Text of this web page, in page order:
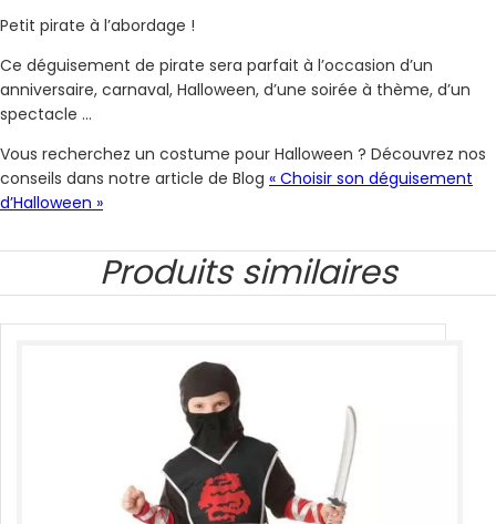
Petit pirate à l’abordage !
Ce déguisement de pirate sera parfait à l’occasion d’un
anniversaire, carnaval, Halloween, d’une soirée à thème, d’un
spectacle …
Vous recherchez un costume pour Halloween ? Découvrez nos
conseils dans notre article de Blog « Choisir son déguisement
d’Halloween »
Produits similaires